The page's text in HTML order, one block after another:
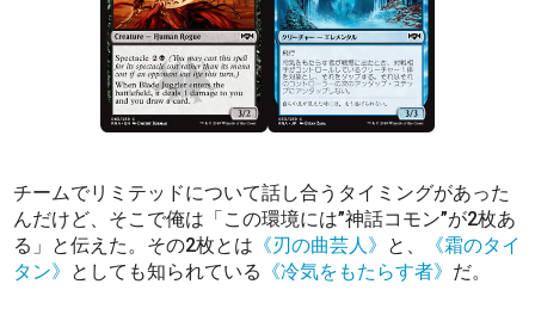
チームでリミテッドについて話し合うタイミングがあった
んだけど、そこで俺は「この環境には”神話コモン”が2枚あ
る」と伝えた。その2枚とは 《刃の曲芸人》 と、
《霜のタイ
タン》 としても知られている 《冷気をもたらす者》 だ。